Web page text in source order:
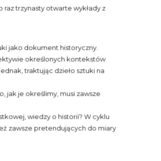
raz trzynasty otwarte wykłady z
jako dokument historyczny.
określonych kontekstów
traktując dzieło sztuki na
jak je określimy, musi zawsze
wiedzy o historii? W cyklu
zawsze pretendujących do miary